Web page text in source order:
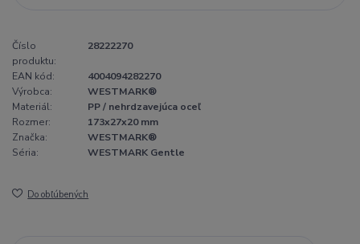
Číslo
produktu:
28222270
EAN kód:
4004094282270
Výrobca:
WESTMARK®
Materiál:
PP / nehrdzavejúca oceľ
Rozmer:
173x27x20 mm
Značka:
WESTMARK®
Séria:
WESTMARK Gentle
Do obľúbených